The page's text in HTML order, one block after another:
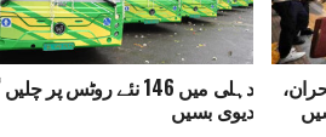
دہلی میں 146 نئے روٹس پر
دیوی بسیں